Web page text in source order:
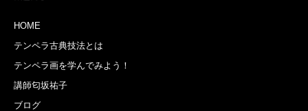
HOME
テンペラ古典技法とは
テンペラ画を学んでみよう！
講師匂坂祐子
ブログ